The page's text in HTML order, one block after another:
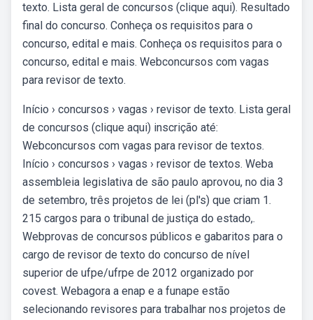
texto. Lista geral de concursos (clique aqui). Resultado
final do concurso. Conheça os requisitos para o
concurso, edital e mais. Conheça os requisitos para o
concurso, edital e mais. Webconcursos com vagas
para revisor de texto.
Início › concursos › vagas › revisor de texto. Lista geral
de concursos (clique aqui) inscrição até:
Webconcursos com vagas para revisor de textos.
Início › concursos › vagas › revisor de textos. Weba
assembleia legislativa de são paulo aprovou, no dia 3
de setembro, três projetos de lei (pl's) que criam 1.
215 cargos para o tribunal de justiça do estado,.
Webprovas de concursos públicos e gabaritos para o
cargo de revisor de texto do concurso de nível
superior de ufpe/ufrpe de 2012 organizado por
covest. Webagora a enap e a funape estão
selecionando revisores para trabalhar nos projetos de